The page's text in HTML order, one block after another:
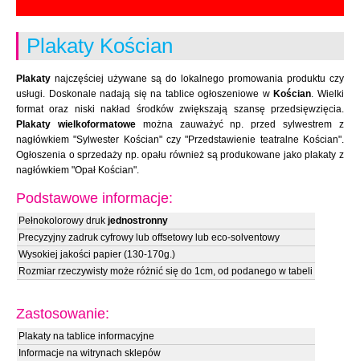
Plakaty Kościan
Plakaty najczęściej używane są do lokalnego promowania produktu czy
usługi. Doskonale nadają się na tablice ogłoszeniowe w Kościan. Wielki
format oraz niski nakład środków zwiększają szansę przedsięwzięcia.
Plakaty wielkoformatowemożna zauważyć np. przed sylwestrem z
nagłówkiem "Sylwester Kościan" czy "Przedstawienie teatralne Kościan".
Ogłoszenia o sprzedaży np. opału również są produkowane jako plakaty z
nagłówkiem "Opał Kościan".
Podstawowe informacje:
Pełnokolorowy druk jednostronny
Precyzyjny zadruk cyfrowy lub offsetowy lub eco-solventowy
Wysokiej jakości papier (130-170g.)
Rozmiar rzeczywisty może różnić się do 1cm, od podanego w tabeli
Zastosowanie:
Plakaty na tablice informacyjne
Informacje na witrynach sklepów